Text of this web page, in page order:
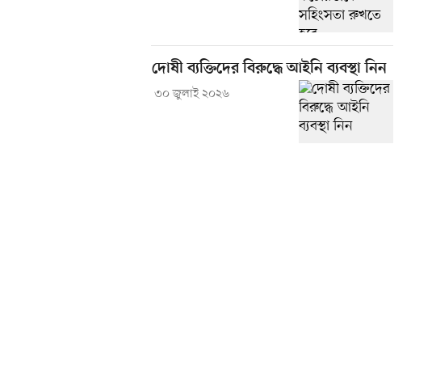
দোষী ব্যক্তিদের বিরুদ্ধে আইনি ব্যবস্থা নিন
৩০ জুলাই ২০২৬